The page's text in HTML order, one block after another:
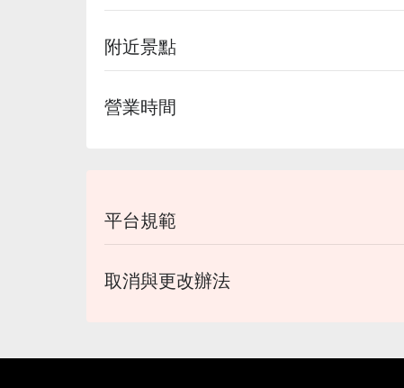
附近景點
營業時間
平台規範
取消與更改辦法